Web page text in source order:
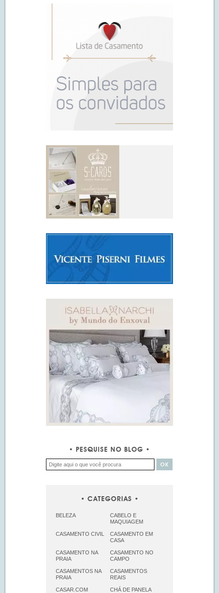
PESQUISE NO BLOG
CATEGORIAS
BELEZA
CABELO E
MAQUIAGEM
CASAMENTO CIVIL
CASAMENTO EM
CASA
CASAMENTO NA
PRAIA
CASAMENTO NO
CAMPO
CASAMENTOS NA
PRAIA
CASAMENTOS
REAIS
CASAR.COM CHÁ DE PANELA